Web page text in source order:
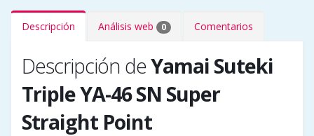
Descripción Análisis web 0 Comentarios
Descripción deYamai Suteki
Triple YA-46 SN Super
Straight Point